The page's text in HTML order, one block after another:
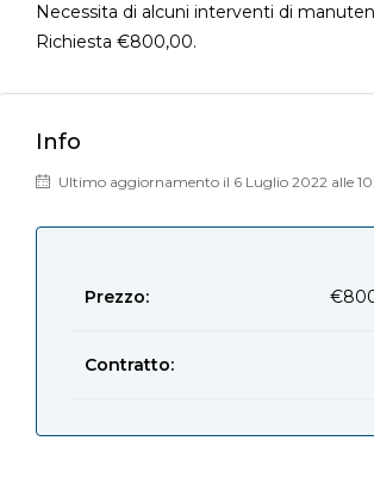
Necessita di alcuni interventi di
Richiesta €800,00.
Info
Ultimo aggiornamento il 6 Luglio 2022 alle
Prezzo:
Contratto: